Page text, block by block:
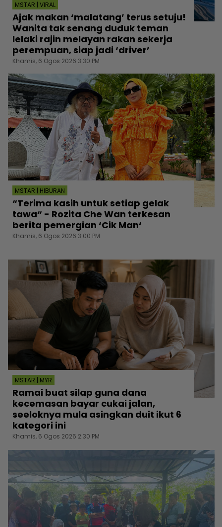
MSTAR | VIRAL
Ajak makan ‘malatang’ terus setuju!
Wanita tak senang duduk teman
lelaki rajin melayan rakan sekerja
perempuan, siap jadi ‘driver’
Khamis, 6 Ogos 2026 3:30 PM
MSTAR | HIBURAN
“Terima kasih untuk setiap gelak
tawa“ - Rozita Che Wan terkesan
berita pemergian ‘Cik Man‘
Khamis, 6 Ogos 2026 3:00 PM
MSTAR | MYR
Ramai buat silap guna dana
kecemasan bayar cukai jalan,
seeloknya mula asingkan duit ikut 6
kategori ini
Khamis, 6 Ogos 2026 2:30 PM